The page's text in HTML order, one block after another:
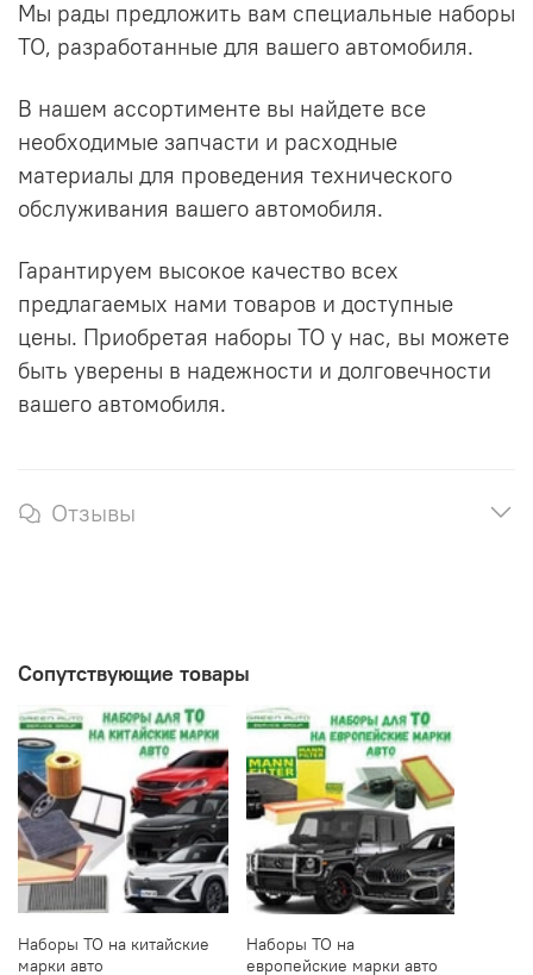
Мы рады предложить вам специальные наборы
ТО, разработанные для вашего автомобиля.
В нашем ассортименте вы найдете все
необходимые запчасти и расходные
материалы для проведения технического
обслуживания вашего автомобиля.
Гарантируем высокое качество всех
предлагаемых нами товаров и доступные
цены. Приобретая наборы ТО у нас, вы можете
быть уверены в надежности и долговечности
вашего автомобиля.
Отзывы
Сопутствующие товары
Наборы ТО на китайские
марки авто
Наборы ТО на
европейские марки авто